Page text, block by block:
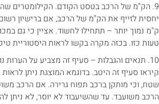
9. הק"מ של הרכב בטסט הקודם. הקילומטרים
ק"מ נמוך יותר – תתחילו לחשוד. אציין כי גם
טעות כזו. בכזה מקרה בקשו לראות היסטוריית
10. תנאים והגבלות – סעיף זה מצביע על
קיראו סעיף זה היטב. בדוגמא המוצגת ניתן
שטח, וכי מותקן ברכב תפוח גרירה. אם הרכב
הרכב משועבד. עד שהשיעבוד לא יוסר, לא ניתן